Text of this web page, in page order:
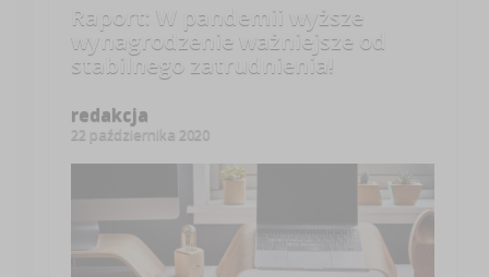
Raport: W pandemii wyższe
wynagrodzenie ważniejsze od
stabilnego zatrudnienia!
redakcja
22 października 2020